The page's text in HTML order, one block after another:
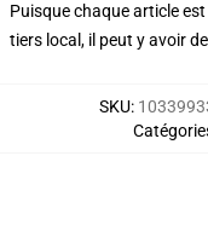
Puisque chaque article
tiers local, il peut y avoir
SKU: